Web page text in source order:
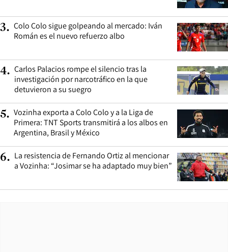
3. Colo Colo sigue golpeando al mercado: Iván
Román es el nuevo refuerzo albo
4. Carlos Palacios rompe el silencio tras la
investigación por narcotráfico en la que
detuvieron a su suegro
5. Vozinha exporta a Colo Colo y a la Liga de
Primera: TNT Sports transmitirá a los albos en
Argentina, Brasil y México
6. La resistencia de Fernando Ortiz al mencionar
a Vozinha: “Josimar se ha adaptado muy bien”